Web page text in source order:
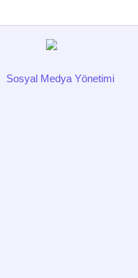
Sosyal Medya Yönetimi